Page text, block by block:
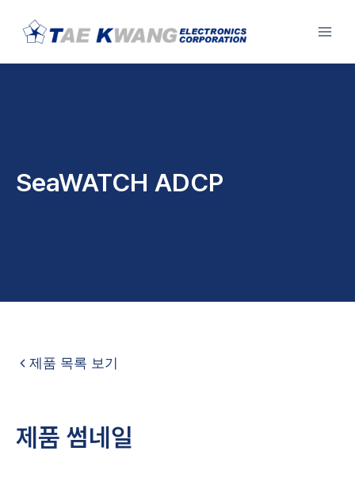
SeaWATCH ADCP
제품 목록 보기
제품 썸네일